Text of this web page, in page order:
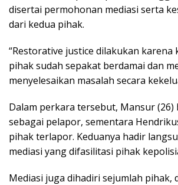
disertai permohonan mediasi serta
dari kedua pihak.
“Restorative justice dilakukan karena
pihak sudah sepakat berdamai dan
menyelesaikan masalah secara
Dalam perkara tersebut, Mansur
sebagai pelapor, sementara
pihak terlapor. Keduanya hadir
mediasi yang difasilitasi pihak
Mediasi juga dihadiri sejumlah pihak,